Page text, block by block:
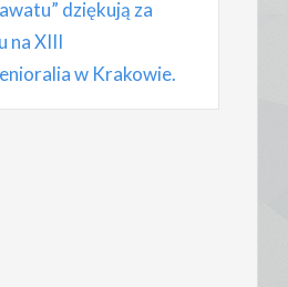
dziękują za
na XIII
w Krakowie.